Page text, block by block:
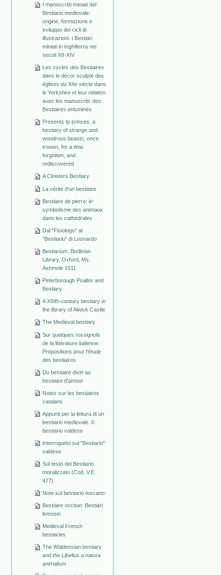
I manoscritti miniati del
Bestiario medievale:
origine, formazione e
sviluppo dei cicli di
illustrazioni. I Bestiari
miniati in Inghilterra nei
secoli XII-XIV
Les cycles des Bestiaires
dans le décor sculpté des
églises du XIIe siècle dans
le Yorkshire et leur relation
avec les manuscrits des
Bestiaires enluminés
Presents tp princes: a
bestiary of strange and
wondrous beasts, once
known, for a time
forgotten, and
rediscovered
A Cloisters Bestiary
La vérité d'un bestiaire
Bestiaire de pierre: le
symbolisme des animaux
dans les cathédrales
Dal "Fisiologo" al
"Bestiario" di Leonardo
Bestiarium. Bodleian
Library, Oxford, Ms.
Ashmole 1511
Peterborough Psalter and
Bestiary
A XIIIth-century bestiary in
the library of Alwick Castle
The Medieval bestiary
Sur quelques rossignols
de la littérature italienne:
Propositions pour l'étude
des bestiaires
Du bestiaire divin au
bestiaire d'amour
Notes sur les bestiaires
catalans
Appunti per la lettura di un
bestiario medievale. Il
bestiario valdese
Interrogativi sul "Bestiario"
valdese
Sul testo del Bestiario
moralizzato (Cod. V.E.
477)
Note sul bestiario toscano
Bestiaire occitan: Bestiari
lemosin
Medieval French
bestiaries
The Waldensian bestiary
and the Libellus a natura
animalium